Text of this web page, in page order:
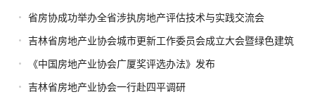
省房协成功举办全省涉执房地产评估技术与实践交流会
吉林省房地产业协会城市更新工作委员会成立大会暨绿色建筑
与高品质住宅交流会圆满举办
《中国房地产业协会广厦奖评选办法》发布
吉林省房地产业协会一行赴四平调研